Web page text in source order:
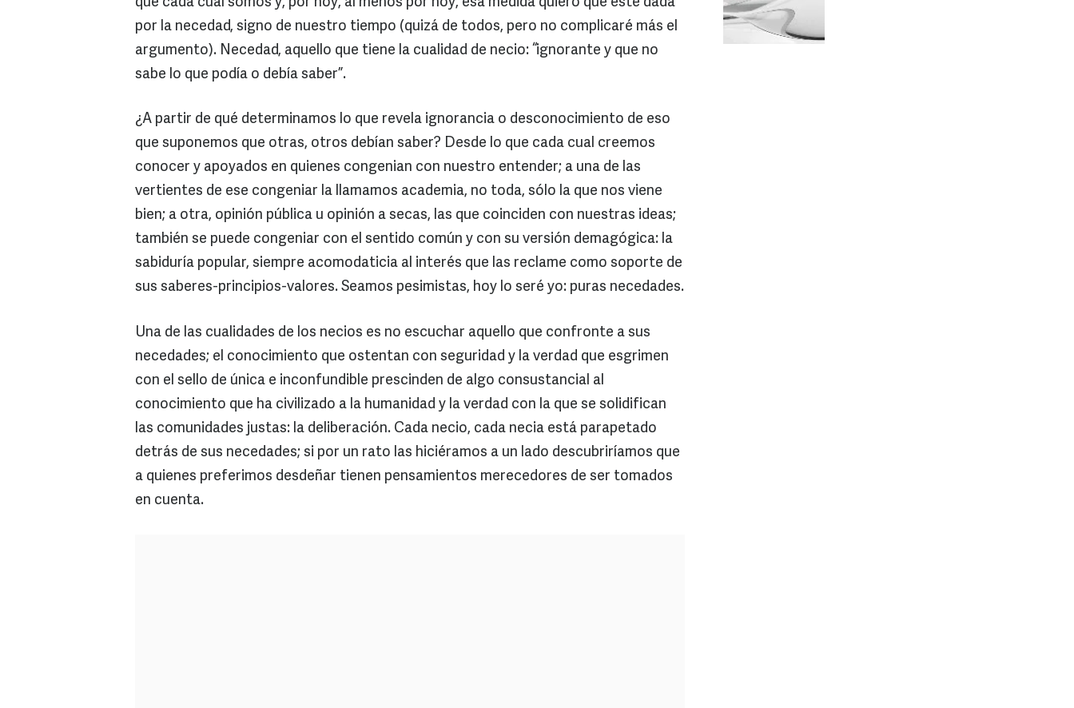
que cada cual somos y, por hoy, al menos por hoy, esa medida quiero que esté dada
por la necedad, signo de nuestro tiempo (quizá de todos, pero no complicaré más el
argumento). Necedad, aquello que tiene la cualidad de necio: “ignorante y que no
sabe lo que podía o debía saber”.
¿A partir de qué determinamos lo que revela ignorancia o desconocimiento de eso
que suponemos que otras, otros debían saber? Desde lo que cada cual creemos
conocer y apoyados en quienes congenian con nuestro entender; a una de las
vertientes de ese congeniar la llamamos academia, no toda, sólo la que nos viene
bien; a otra, opinión pública u opinión a secas, las que coinciden con nuestras ideas;
también se puede congeniar con el sentido común y con su versión demagógica: la
sabiduría popular, siempre acomodaticia al interés que las reclame como soporte de
sus saberes-principios-valores. Seamos pesimistas, hoy lo seré yo: puras necedades.
Una de las cualidades de los necios es no escuchar aquello que confronte a sus
necedades; el conocimiento que ostentan con seguridad y la verdad que esgrimen
con el sello de única e inconfundible prescinden de algo consustancial al
conocimiento que ha civilizado a la humanidad y la verdad con la que se solidifican
las comunidades justas: la deliberación. Cada necio, cada necia está parapetado
detrás de sus necedades; si por un rato las hiciéramos a un lado descubriríamos que
a quienes preferimos desdeñar tienen pensamientos merecedores de ser tomados
en cuenta.